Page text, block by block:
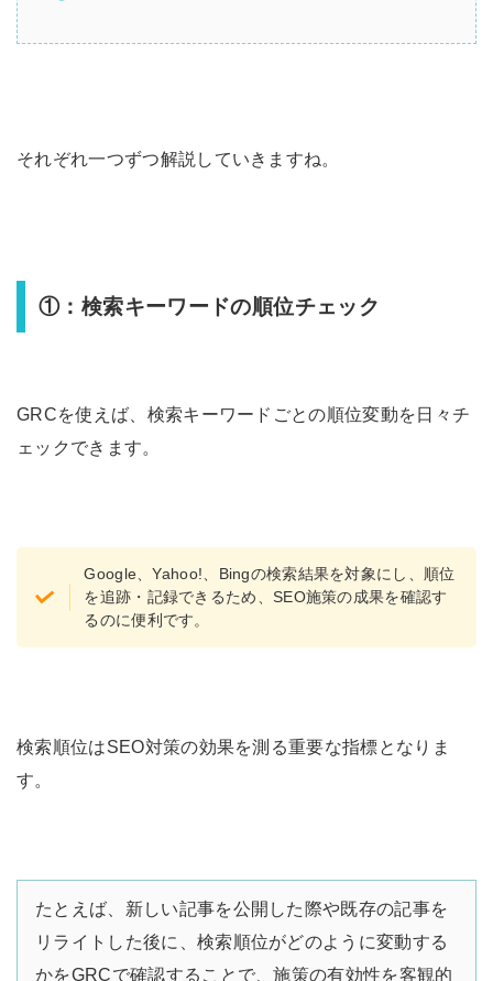
それぞれ一つずつ解説していきますね。
①：検索キーワードの順位チェック
GRCを使えば、検索キーワードごとの順位変動を日々チ
ェックできます。
Google、Yahoo!、Bingの検索結果を対象にし、順位
を追跡・記録できるため、SEO施策の成果を確認す
るのに便利です。
検索順位はSEO対策の効果を測る重要な指標となりま
す。
たとえば、新しい記事を公開した際や既存の記事を
リライトした後に、検索順位がどのように変動する
かをGRCで確認することで、施策の有効性を客観的